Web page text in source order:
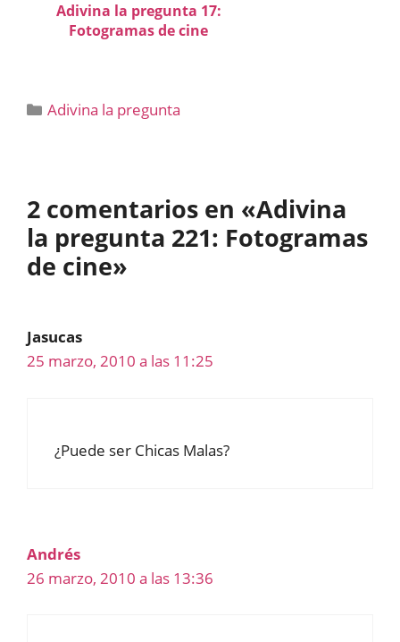
Adivina la pregunta 17:
Fotogramas de cine
Categorías
Adivina la pregunta
2 comentarios en «Adivina
la pregunta 221: Fotogramas
de cine»
Jasucas
25 marzo, 2010 a las 11:25
¿Puede ser Chicas Malas?
Andrés
26 marzo, 2010 a las 13:36